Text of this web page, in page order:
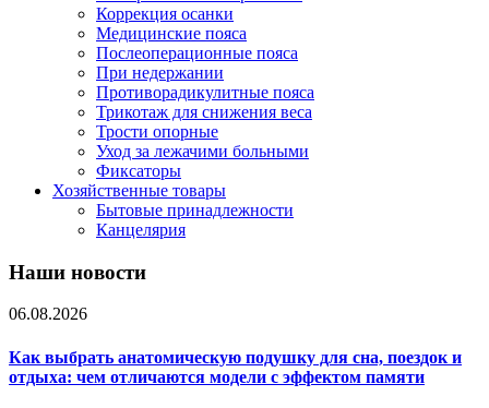
Коррекция осанки
Медицинские пояса
Послеоперационные пояса
При недержании
Противорадикулитные пояса
Трикотаж для снижения веса
Трости опорные
Уход за лежачими больными
Фиксаторы
Хозяйственные товары
Бытовые принадлежности
Канцелярия
Наши новости
06.08.2026
Как выбрать анатомическую подушку для сна, поездок и
отдыха: чем отличаются модели с эффектом памяти